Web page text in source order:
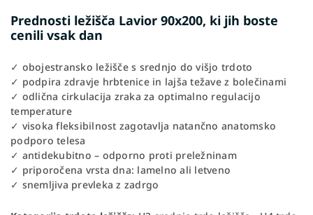
Prednosti ležišča Lavior 90x200, ki jih boste
cenili vsak dan
✓ obojestransko ležišče s srednjo do višjo trdoto
✓ podpira zdravje hrbtenice in lajša težave z bolečinami
✓ odlična cirkulacija zraka za optimalno regulacijo
temperature
✓ visoka fleksibilnost zagotavlja natančno anatomsko
podporo telesa
✓ antidekubitno – odporno proti preležninam
✓ priporočena vrsta dna: lamelno ali letveno
✓ snemljiva prevleka z zadrgo